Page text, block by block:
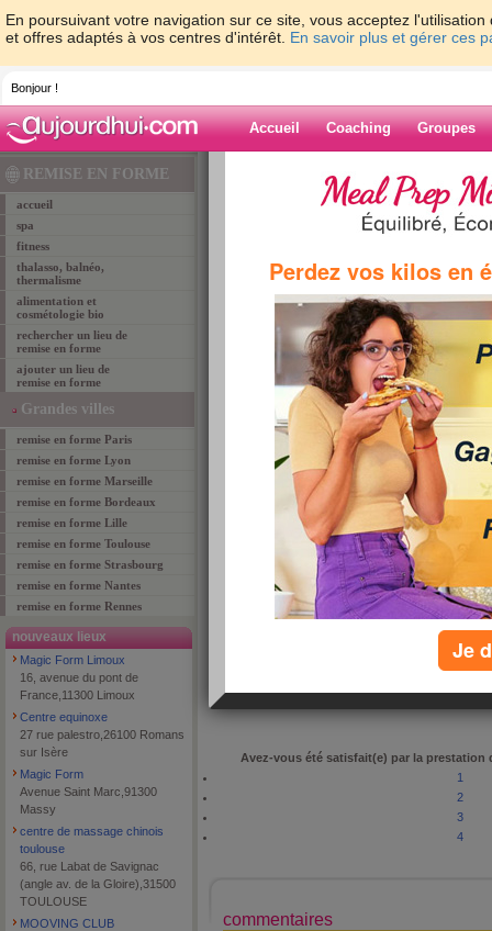
En poursuivant votre navigation sur ce site, vous acceptez
et offres adaptés à vos centres d'intérêt. En savoir plus et gérer ces
Bonjour !
Accueil Coaching Groupes
REMISE EN FORME
accueil
spa
fitness
thalasso, balnéo,
thermalisme
alimentation et
cosmétologie bio
rechercher un lieu de
remise en forme
ajouter un lieu de
remise en forme
Grandes villes
remise en forme Paris
remise en forme Lyon
remise en forme Marseille
remise en forme Bordeaux
remise en forme Lille
remise en forme Toulouse
remise en forme Strasbourg
remise en forme Nantes
remise en forme Rennes
nouveaux lieux
Magic Form Limoux
16, avenue du pont de
France,11300 Limoux
Centre equinoxe
27 rue palestro,26100 Romans
sur Isère
Magic Form
Avenue Saint Marc,91300
Massy
centre de massage chinois
toulouse
66, rue Labat de Savignac
(angle av. de la Gloire),31500
TOULOUSE
MOOVING CLUB
BRIVE LA GAILLARDE
> brive form club
BRIVE FORM CLUB
8 Rue Darwin
19100
BRIVE LA GAILLARDE
Avez-vous été satisfait(e) par la prestation
1
2
3
4
commentaires
Perdez vos kilos en
Je